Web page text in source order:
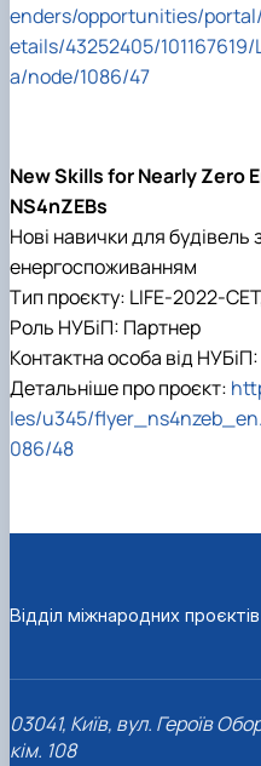
enders/opportunities/
etails/43252405/101167619/
a/node/1086/47
New Skills for Nearly Zero
NS4nZEBs
Нові навички для
енергоспоживанням
Тип проєкту: LIFE-2022-
Роль НУБіП: Партнер
Контактна особа від
Детальніше про проєкт:
les/u345/
086/48
Відділ міжнародних проєктів
03041, Київ, вул. Героїв
кім. 108